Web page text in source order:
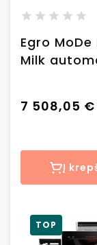
Egro MoDe
Milk
7 508,05 €
Į
TOP